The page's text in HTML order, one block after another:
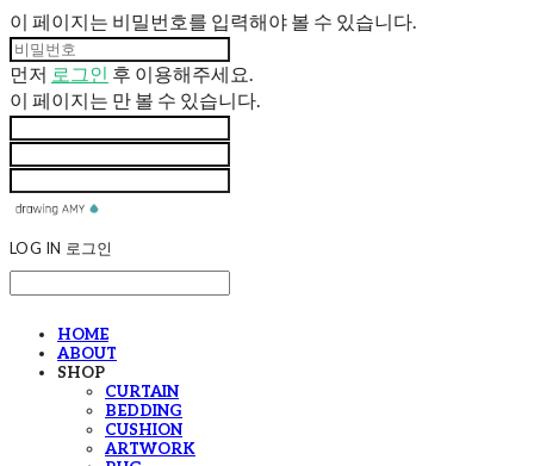
이 페이지는 비밀번호를 입력해야 볼 수 있습니다.
먼저 로그인 후 이용해주세요.
이 페이지는 만 볼 수 있습니다.
LOG IN 로그인
HOME
ABOUT
SHOP
CURTAIN
BEDDING
CUSHION
ARTWORK